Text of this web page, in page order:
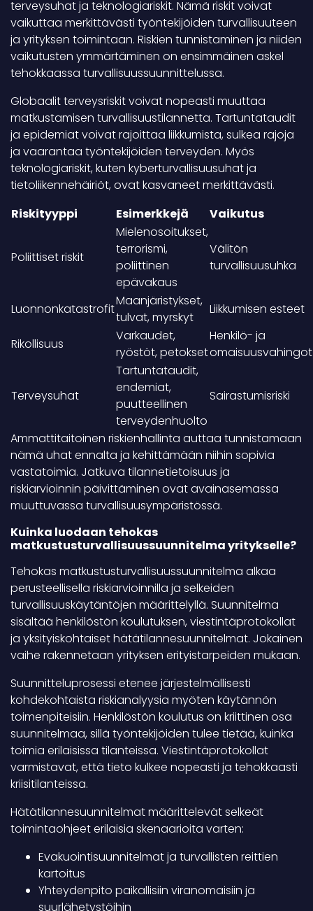
terveysuhat ja teknologiariskit. Nämä riskit voivat
vaikuttaa merkittävästi työntekijöiden turvallisuuteen
ja yrityksen toimintaan. Riskien tunnistaminen ja niiden
vaikutusten ymmärtäminen on ensimmäinen askel
tehokkaassa turvallisuussuunnittelussa.
Globaalit terveysriskit voivat nopeasti muuttaa
matkustamisen turvallisuustilannetta. Tartuntataudit
ja epidemiat voivat rajoittaa liikkumista, sulkea rajoja
ja vaarantaa työntekijöiden terveyden. Myös
teknologiariskit, kuten kyberturvallisuusuhat ja
tietoliikennehäiriöt, ovat kasvaneet merkittävästi.
Riskityyppi
Esimerkkejä Vaikutus
Poliittiset riskit
Mielenosoitukset,
terrorismi,
poliittinen
epävakaus
Välitön
turvallisuusuhka
Luonnonkatastrofit
Maanjäristykset,
tulvat, myrskyt
Liikkumisen esteet
Rikollisuus
Varkaudet,
ryöstöt, petokset
Henkilö- ja
omaisuusvahingot
Terveysuhat
Tartuntataudit,
endemiat,
puutteellinen
terveydenhuolto
Sairastumisriski
Ammattitaitoinen riskienhallinta auttaa tunnistamaan
nämä uhat ennalta ja kehittämään niihin sopivia
vastatoimia. Jatkuva tilannetietoisuus ja
riskiarvioinnin päivittäminen ovat avainasemassa
muuttuvassa turvallisuusympäristössä.
Kuinka luodaan tehokas
matkustusturvallisuussuunnitelma yritykselle?
Tehokas matkustusturvallisuussuunnitelma alkaa
perusteellisella riskiarvioinnilla ja selkeiden
turvallisuuskäytäntöjen määrittelyllä. Suunnitelma
sisältää henkilöstön koulutuksen, viestintäprotokollat
ja yksityiskohtaiset hätätilannesuunnitelmat. Jokainen
vaihe rakennetaan yrityksen erityistarpeiden mukaan.
Suunnitteluprosessi etenee järjestelmällisesti
kohdekohtaista riskianalyysia myöten käytännön
toimenpiteisiin. Henkilöstön koulutus on kriittinen osa
suunnitelmaa, sillä työntekijöiden tulee tietää, kuinka
toimia erilaisissa tilanteissa. Viestintäprotokollat
varmistavat, että tieto kulkee nopeasti ja tehokkaasti
kriisitilanteissa.
Hätätilannesuunnitelmat määrittelevät selkeät
toimintaohjeet erilaisia skenaarioita varten:
Evakuointisuunnitelmat ja turvallisten reittien
kartoitus
Yhteydenpito paikallisiin viranomaisiin ja
suurlähetystöihin